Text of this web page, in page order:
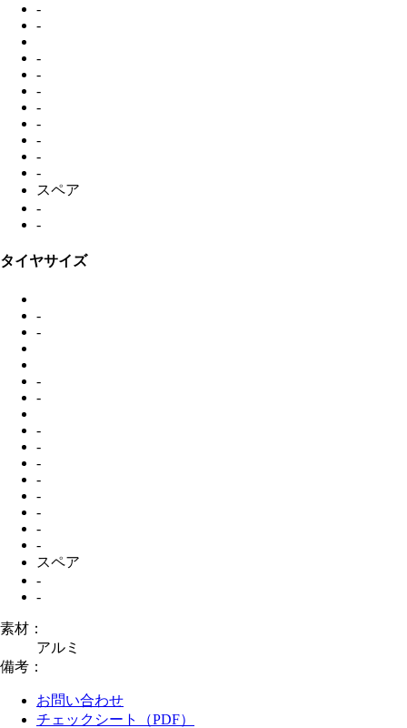
-
-
-
-
-
-
-
-
-
-
スペア
-
-
タイヤサイズ
-
-
-
-
-
-
-
-
-
-
-
-
スペア
-
-
素材：
アルミ
備考：
お問い合わせ
チェックシート（PDF）